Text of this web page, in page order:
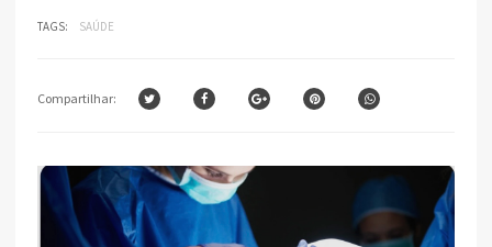
TAGS: SAÚDE
Compartilhar: